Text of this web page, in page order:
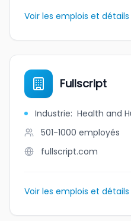
Voir les emplois et détails
Fullscript
Industrie: Health and
501-1000 employés
fullscript.com
Voir les emplois et détails